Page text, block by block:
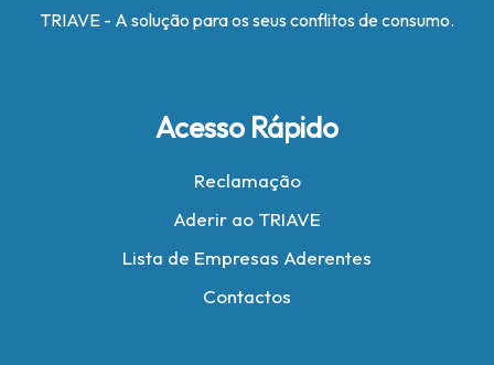
TRIAVE - A solução para os seus conflitos de consumo.
Acesso Rápido
Reclamação
Aderir ao TRIAVE
Lista de Empresas Aderentes
Contactos